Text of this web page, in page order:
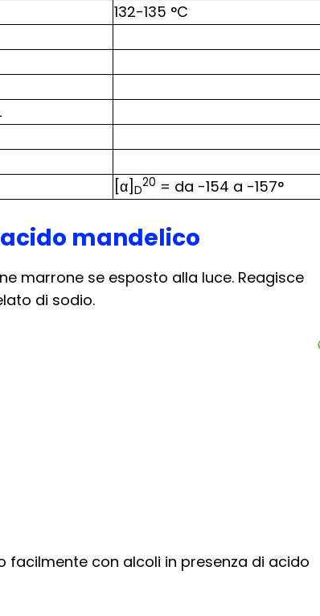
132-135 °C
[α] D
20 = da -154 a -157°
mandelico
marrone se esposto alla luce. Reagisce
di sodio.
facilmente con alcoli in presenza di acido